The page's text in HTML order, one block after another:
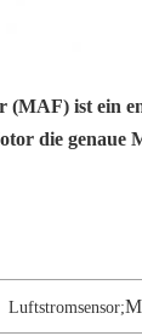
(MAF) ist ein
die
Luftstromsensor;